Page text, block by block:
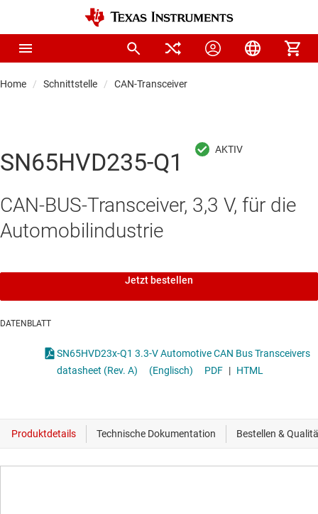
Home Schnittstelle CAN-Transceiver
SN65HVD235-Q1
CAN-BUS-Transceiver, 3,3 V, für die
Automobilindustrie
Jetzt bestellen
DATENBLATT
SN65HVD23x-Q1 3.3-V Automotive CAN Bus Transceivers
datasheet (Rev. A)
(Englisch) PDF | HTML